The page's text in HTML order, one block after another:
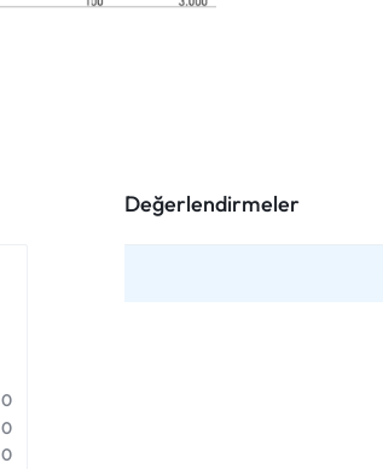
0
0
0
Değerlendirmeler